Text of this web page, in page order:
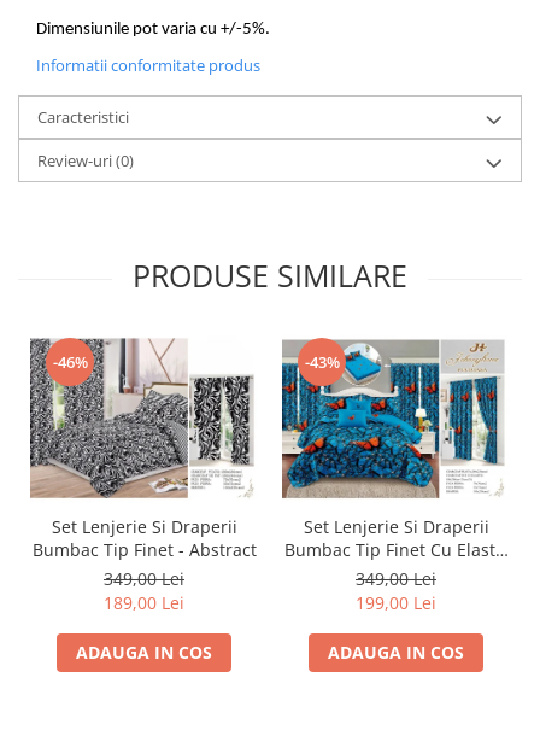
Dimensiunile pot varia cu +/-5%.
Informatii conformitate produs
Caracteristici
Review-uri(0)
PRODUSE SIMILARE
-46%
Set Lenjerie Si Draperii
Bumbac Tip Finet - Abstract
349,00 Lei
189,00 Lei
ADAUGA IN COS
-43%
Set Lenjerie Si Draperii
Bumbac Tip Finet Cu Elastic
- Dansul Fluturilor
349,00 Lei
199,00 Lei
ADAUGA IN COS